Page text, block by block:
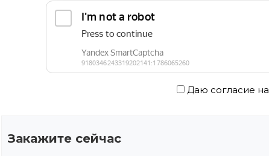
Даю согласие на
Закажите сейчас